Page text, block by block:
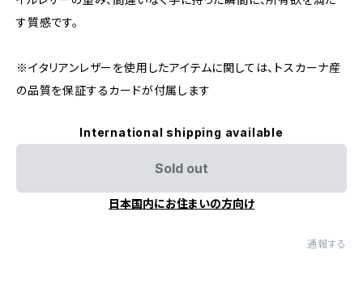
す質感です。
※イタリアンレザーを使用したアイテムに関しては、トスカーナ産
の品質を保証するカードが付属します
International shipping available
Sold out
日本国内にお住まいの方向け
通報する